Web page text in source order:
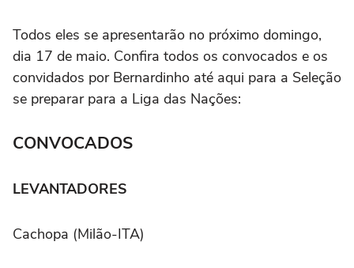
Todos eles se apresentarão no próximo domingo,
dia 17 de maio. Confira todos os convocados e os
convidados por Bernardinho até aqui para a Seleção
se preparar para a Liga das Nações:
CONVOCADOS
LEVANTADORES
Cachopa (Milão-ITA)